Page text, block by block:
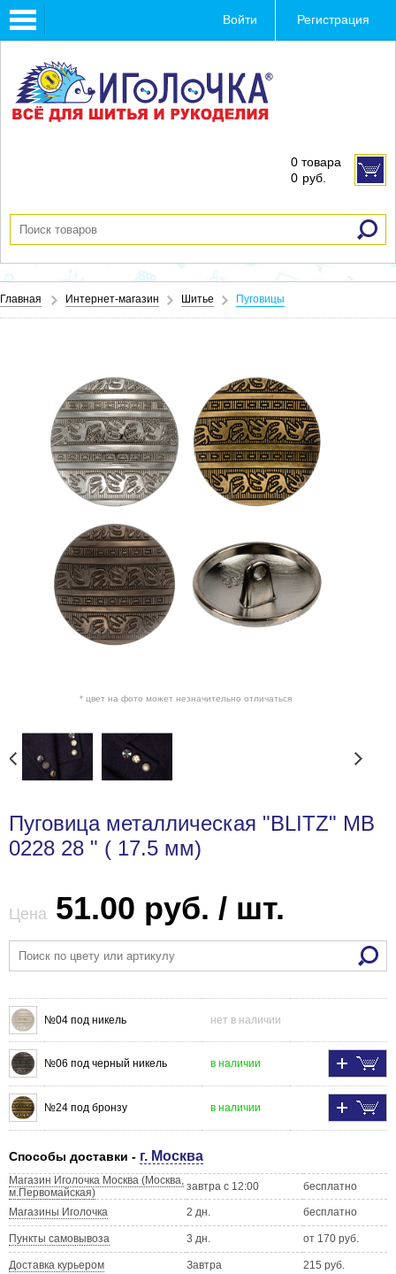
Toggle
navigation
Войти Регистрация
0 товара
0 руб.
Главная Интернет-магазин Шитье Пуговицы
* цвет на фото может незначительно отличаться
Пуговица металлическая "BLITZ" MB
0228 28 " ( 17.5 мм)
Цена 51.00 руб. / шт.
№04 под никель нет в наличии
№06 под черный никель в наличии
№24 под бронзу в наличии
Способы доставки - г. Москва
Магазин Иголочка Москва (Москва,
м.Первомайская)
завтра с 12:00 бесплатно
Магазины Иголочка 2 дн. бесплатно
Пункты самовывоза 3 дн. от 170 руб.
Доставка курьером Завтра 215 руб.